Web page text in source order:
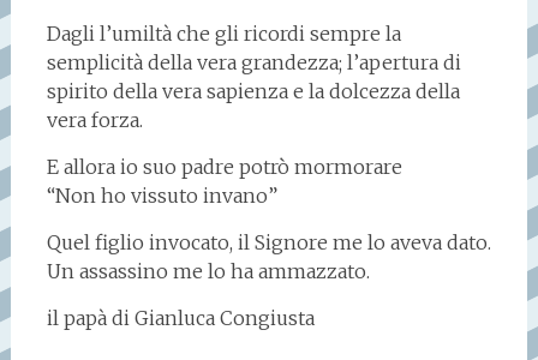
Dagli l’umiltà che gli ricordi sempre la
semplicità della vera grandezza; l’apertura di
spirito della vera sapienza e la dolcezza della
vera forza.
E allora io suo padre potrò mormorare
“Non ho vissuto invano”
Quel figlio invocato, il Signore me lo aveva dato.
Un assassino me lo ha ammazzato.
il papà di Gianluca Congiusta